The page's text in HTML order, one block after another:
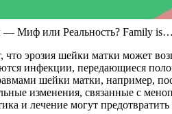
Миф или Реальность? Family is…
что эрозия шейки матки может
инфекции, передающиеся
шейки матки, например,
изменения, связанные с
и лечение могут